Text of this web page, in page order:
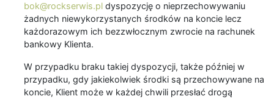
bok@rockserwis.pl dyspozycję o nieprzechowywaniu
żadnych niewykorzystanych środków na koncie lecz
każdorazowym ich bezzwłocznym zwrocie na rachunek
bankowy Klienta.
W przypadku braku takiej dyspozycji, także później w
przypadku, gdy jakiekolwiek środki są przechowywane na
koncie, Klient może w każdej chwili przesłać drogą